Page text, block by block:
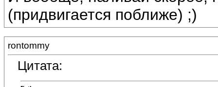
(придвигается поближе) ;)
rontommy
Цитата: